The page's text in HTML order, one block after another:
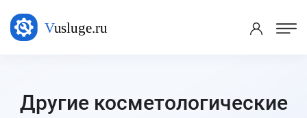
Другие косметологические